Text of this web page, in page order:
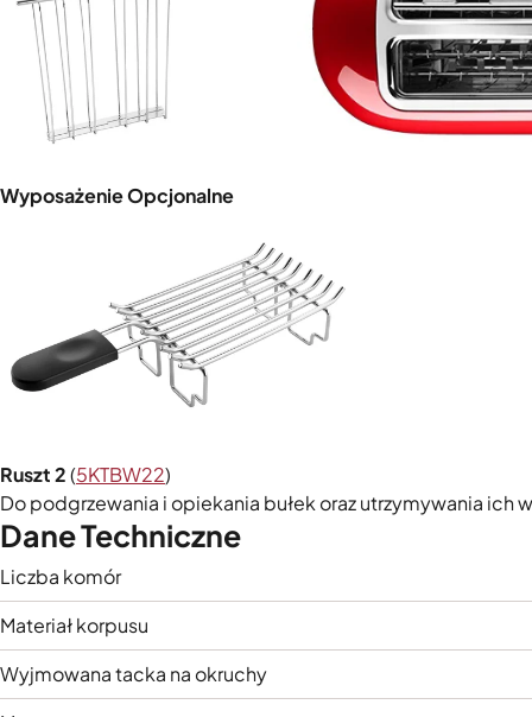
Wyposażenie Opcjonalne
Ruszt 2(5KTBW22)
Do podgrzewania i opiekania bułek oraz utrzymywania ich
Dane Techniczne
Liczba komór
Materiał korpusu
Wyjmowana tacka na okruchy